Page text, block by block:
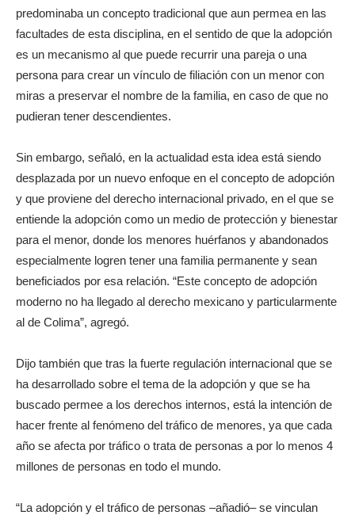
predominaba un concepto tradicional que aun permea en las
facultades de esta disciplina, en el sentido de que la adopción
es un mecanismo al que puede recurrir una pareja o una
persona para crear un vínculo de filiación con un menor con
miras a preservar el nombre de la familia, en caso de que no
pudieran tener descendientes.
Sin embargo, señaló, en la actualidad esta idea está siendo
desplazada por un nuevo enfoque en el concepto de adopción
y que proviene del derecho internacional privado, en el que se
entiende la adopción como un medio de protección y bienestar
para el menor, donde los menores huérfanos y abandonados
especialmente logren tener una familia permanente y sean
beneficiados por esa relación. “Este concepto de adopción
moderno no ha llegado al derecho mexicano y particularmente
al de Colima”, agregó.
Dijo también que tras la fuerte regulación internacional que se
ha desarrollado sobre el tema de la adopción y que se ha
buscado permee a los derechos internos, está la intención de
hacer frente al fenómeno del tráfico de menores, ya que cada
año se afecta por tráfico o trata de personas a por lo menos 4
millones de personas en todo el mundo.
“La adopción y el tráfico de personas –añadió– se vinculan